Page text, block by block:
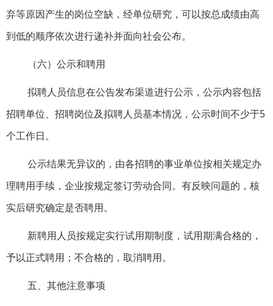
弃等原因产生的岗位空缺，经单位研究，可以按总成绩由高
到低的顺序依次进行递补并面向社会公布。
（六）公示和聘用
拟聘人员信息在公告发布渠道进行公示，公示内容包括
招聘单位、招聘岗位及拟聘人员基本情况，公示时间不少于5
个工作日。
公示结果无异议的，由各招聘的事业单位按相关规定办
理聘用手续，企业按规定签订劳动合同。有反映问题的，核
实后研究确定是否聘用。
新聘用人员按规定实行试用期制度，试用期满合格的，
予以正式聘用；不合格的，取消聘用。
五、其他注意事项